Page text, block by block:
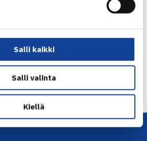
Salli kaikki
Salli valinta
Kiellä